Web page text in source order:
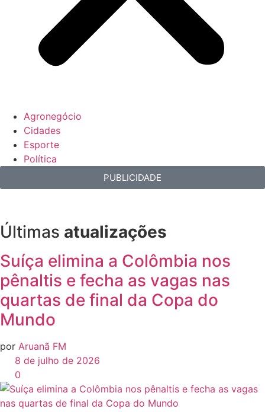
Agronegócio
Cidades
Esporte
Política
PUBLICIDADE
Últimas atualizações
Suíça elimina a Colômbia nos
pênaltis e fecha as vagas nas
quartas de final da Copa do
Mundo
por Aruanã FM
8 de julho de 2026
0